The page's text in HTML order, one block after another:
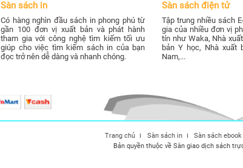
Sàn sách in
Có hàng nghìn đầu sách in phong phú từ
gần 100 đơn vị xuất bản và phát hành
tham gia với công nghệ tìm kiếm tối ưu
giúp cho việc tìm kiếm sách in của bạn
đọc trở nên dễ dàng và nhanh chóng.
Sàn sách điện tử
Tập trung nhiều sách
gia của nhiều đơn vị
tín như Waka, Nhà
bản Y học, Nhà xuất
Nam,...
Trang chủ Sàn sách in Sàn sách ebook
Bản quyền thuộc về Sàn giao dịch sách